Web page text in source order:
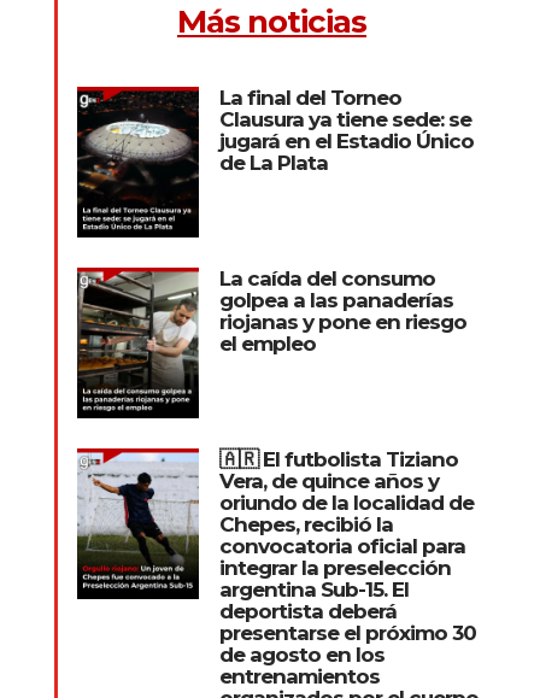
Más noticias
La final del Torneo
Clausura ya tiene sede: se
jugará en el Estadio Único
de La Plata
La caída del consumo
golpea a las panaderías
riojanas y pone en riesgo
el empleo
🇦🇷 El futbolista Tiziano
Vera, de quince años y
oriundo de la localidad de
Chepes, recibió la
convocatoria oficial para
integrar la preselección
argentina Sub-15. El
deportista deberá
presentarse el próximo 30
de agosto en los
entrenamientos